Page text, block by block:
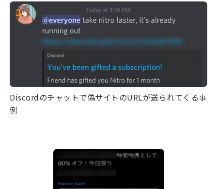
Discordのチャットで偽サイトのURLが送られてくる事
例